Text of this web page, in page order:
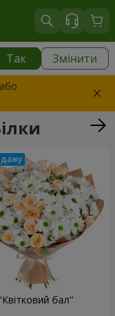
Так Змінити
бал"